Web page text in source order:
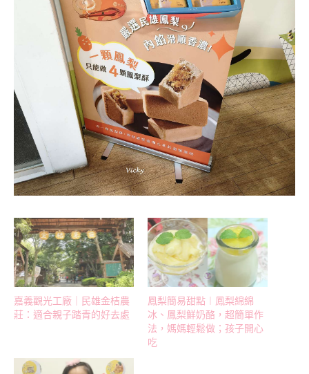
嘉義觀光工廠｜民雄金桔農
莊：適合親子踏青的好去處
鳳梨簡易甜點︱鳳梨綿綿
冰、鳳梨鮮奶酪，超簡單作
法，媽媽輕鬆做；孩子開心
吃